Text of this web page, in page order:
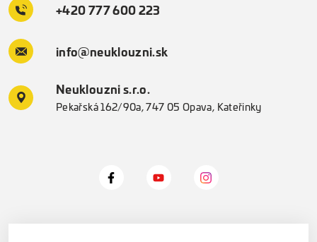
+420 777 600 223
info@neuklouzni.sk
Neuklouzni s.r.o.
Pekařská 162/90a, 747 05 Opava, Kateřinky